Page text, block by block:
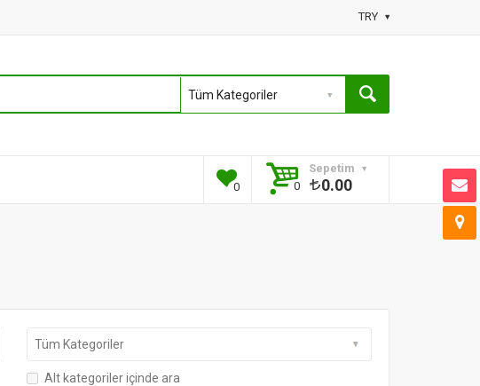
TRY
0
Sepetim
0
0.00
Alt kategoriler içinde ara